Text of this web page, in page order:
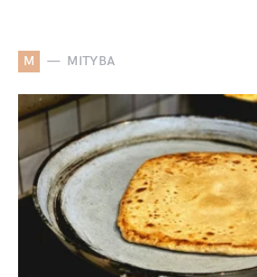
M MITYBA